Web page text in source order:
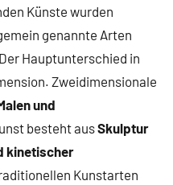
Künste wurden
genannte Arten
Hauptunterschied in
Zweidimensionale
und
besteht ausSkulptur
kinetischer
Kunstarten